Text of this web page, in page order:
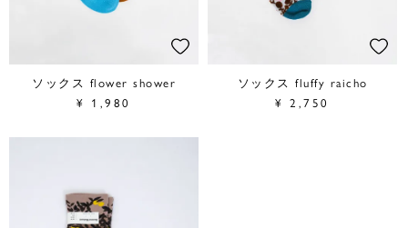
ソックス flower shower
¥
1,980
ソックス fluffy raicho
¥
2,750